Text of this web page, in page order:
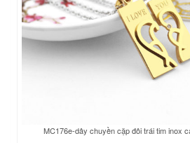
MC176e-dây chuyền cặp đôi trái tim inox